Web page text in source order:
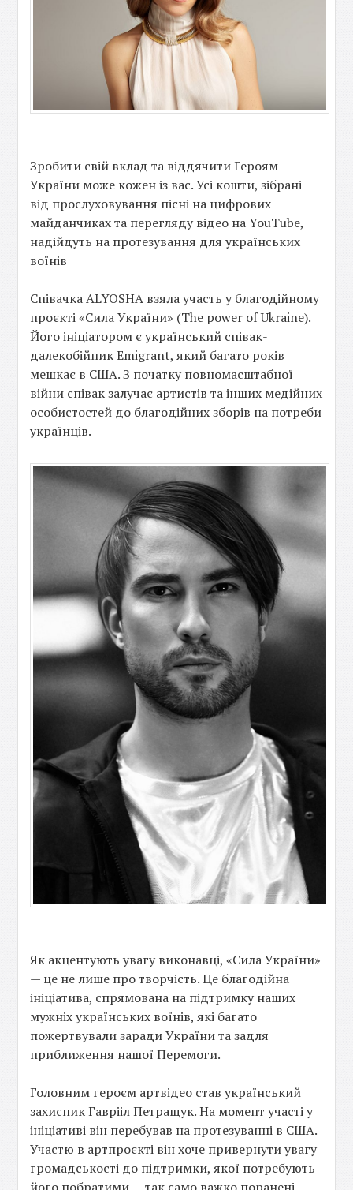
Зробити свій вклад та віддячити Героям
України може кожен із вас. Усі кошти, зібрані
від прослуховування пісні на цифрових
майданчиках та перегляду відео на YouTube,
надійдуть на протезування для українських
воїнів
Співачка ALYOSHA взяла участь у благодійному
проєкті «Сила України» (The power of Ukraine).
Його ініціатором є український співак-
далекобійник Emigrant, який багато років
мешкає в США. З початку повномасштабної
війни співак залучає артистів та інших медійних
особистостей до благодійних зборів на потреби
українців.
Як акцентують увагу виконавці, «Сила України»
— це не лише про творчість. Це благодійна
ініціатива, спрямована на підтримку наших
мужніх українських воїнів, які багато
пожертвували заради України та задля
приближення нашої Перемоги.
Головним героєм артвідео став український
захисник Гаврііл Петращук. На момент участі у
ініціативі він перебував на протезуванні в США.
Участю в артпроєкті він хоче привернути увагу
громадськості до підтримки, якої потребують